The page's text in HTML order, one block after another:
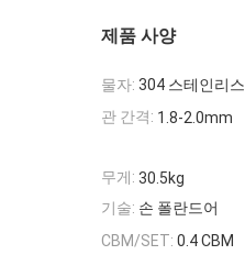
제품 사양
물자: 304 스테인리스
관 간격: 1.8-2.0mm
무게: 30.5kg
기술: 손 폴란드어
CBM/SET: 0.4 CBM